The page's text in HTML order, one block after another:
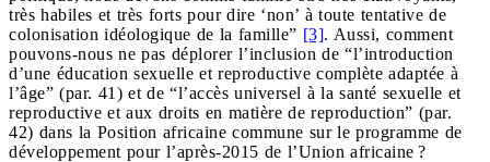
très habiles et très forts pour dire ‘non’ à toute tentative de
colonisation idéologique de la famille” [3]. Aussi, comment
pouvons-nous ne pas déplorer l’inclusion de “l’introduction
d’une éducation sexuelle et reproductive complète adaptée à
l’âge” (par. 41) et de “l’accès universel à la santé sexuelle et
reproductive et aux droits en matière de reproduction” (par.
42) dans la Position africaine commune sur le programme de
développement pour l’après-2015 de l’Union africaine ?